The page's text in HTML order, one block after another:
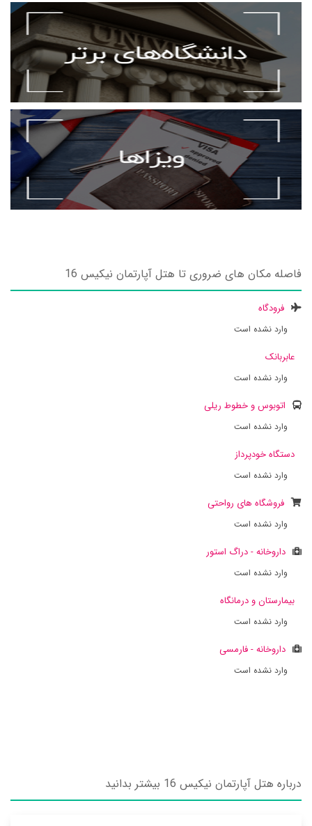
فاصله مکان های ضروری تا هتل آپارتمان نیکیس 16
فرودگاه
وارد نشده است
عابربانک
وارد نشده است
اتوبوس و خطوط ریلی
وارد نشده است
دستگاه خودپرداز
وارد نشده است
فروشگاه های رواحتی
وارد نشده است
داروخانه - دراگ استور
وارد نشده است
بیمارستان و درمانگاه
وارد نشده است
داروخانه - فارمسی
وارد نشده است
درباره هتل آپارتمان نیکیس 16 بیشتر بدانید